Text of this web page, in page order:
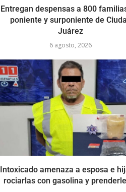
Entregan despensas a 800
poniente y surponiente de
Juárez
6 agosto, 2026
Intoxicado amenaza a esposa e
rociarlas con gasolina y